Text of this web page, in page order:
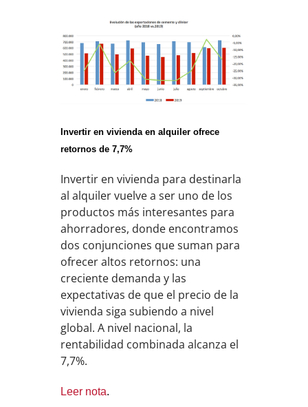
Invertir en vivienda en alquiler ofrece
retornos de 7,7%
Invertir en vivienda para destinarla
al alquiler vuelve a ser uno de los
productos más interesantes para
ahorradores, donde encontramos
dos conjunciones que suman para
ofrecer altos retornos: una
creciente demanda y las
expectativas de que el precio de la
vivienda siga subiendo a nivel
global. A nivel nacional, la
rentabilidad combinada alcanza el
7,7%.
Leer nota.